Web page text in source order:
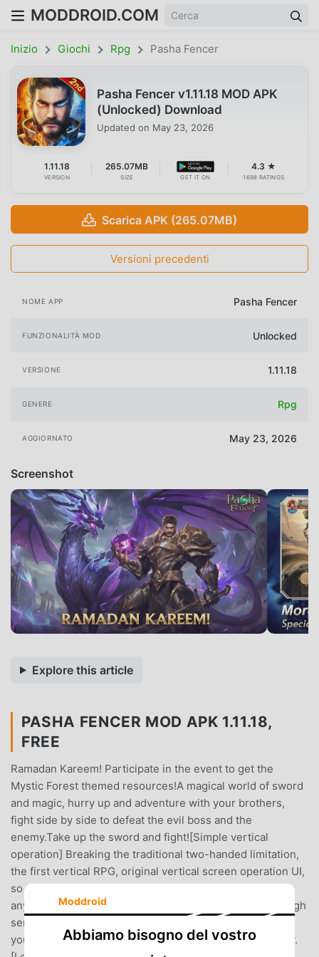
MODDROID.COM
Inizio Giochi Rpg Pasha Fencer
Pasha Fencer v1.11.18 MOD APK
(Unlocked) Download
Updated on May 23, 2026
1.11.18
VERSION
265.07MB
SIZE GET IT ON
4.3 ★
1698 RATINGS
Scarica APK (265.07MB)
Versioni precedenti
NOME APP Pasha Fencer
FUNZIONALITÀ MOD Unlocked
VERSIONE 1.11.18
GENERE Rpg
AGGIORNATO May 23, 2026
Screenshot
Explore this article
PASHA FENCER MOD APK 1.11.18,
FREE
Ramadan Kareem! Participate in the event to get the
Mystic Forest themed resources!A magical world of sword
and magic, hurry up and adventure with your brothers,
fight side by side to defeat the evil boss and the
enemy.Take up the sword and fight![Simple vertical
operation] Breaking the traditional two-handed limitation,
the first vertical RPG, original vertical screen operation UI,
so that you can enjoy the game with just one hand. Play
anytime, anywhere.[Cross-server battlefield]Breakthrough
server restrictions, enjoy PK with all players; Fight with
your brothers, defeat all enemies. Have fun, have victory.
Moddroid
Abbiamo bisogno del vostro